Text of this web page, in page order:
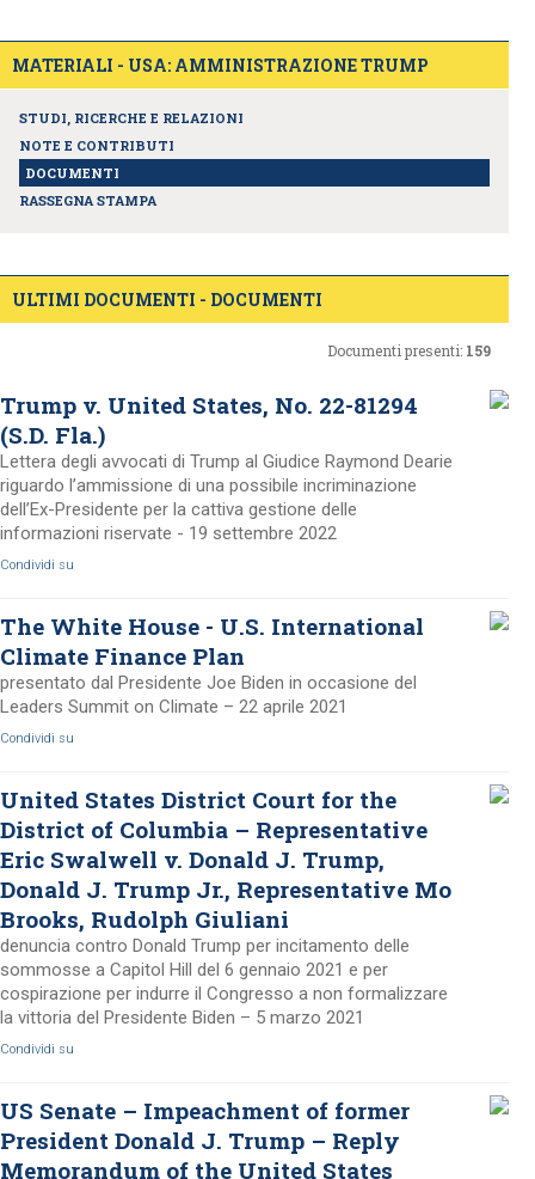
MATERIALI - USA: AMMINISTRAZIONE TRUMP
STUDI, RICERCHE E RELAZIONI
NOTE E CONTRIBUTI
DOCUMENTI
RASSEGNA STAMPA
ULTIMI DOCUMENTI - DOCUMENTI
Documenti presenti: 159
Trump v. United States, No. 22-81294
(S.D. Fla.)
Lettera degli avvocati di Trump al Giudice Raymond Dearie
riguardo l’ammissione di una possibile incriminazione
dell’Ex-Presidente per la cattiva gestione delle
informazioni riservate - 19 settembre 2022
Condividi su
The White House - U.S. International
Climate Finance Plan
presentato dal Presidente Joe Biden in occasione del
Leaders Summit on Climate – 22 aprile 2021
Condividi su
United States District Court for the
District of Columbia – Representative
Eric Swalwell v. Donald J. Trump,
Donald J. Trump Jr., Representative Mo
Brooks, Rudolph Giuliani
denuncia contro Donald Trump per incitamento delle
sommosse a Capitol Hill del 6 gennaio 2021 e per
cospirazione per indurre il Congresso a non formalizzare
la vittoria del Presidente Biden – 5 marzo 2021
Condividi su
US Senate – Impeachment of former
President Donald J. Trump – Reply
Memorandum of the United States